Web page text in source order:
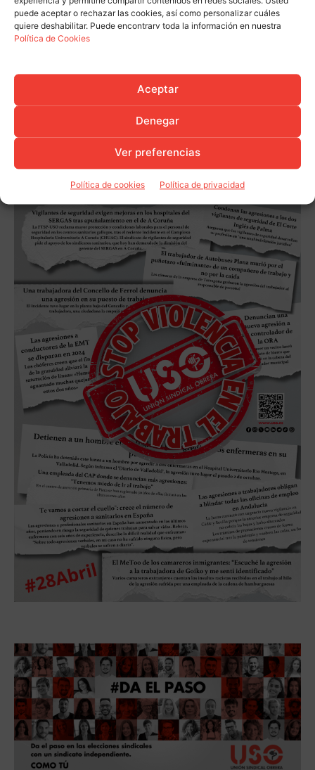
puede aceptar o rechazar las cookies, así como personalizar cuáles
quiere deshabilitar. Puede encontrarv toda la información en nuestra
Política de Cookies
Aceptar
Denegar
Ver preferencias
Política de cookies Política de privacidad